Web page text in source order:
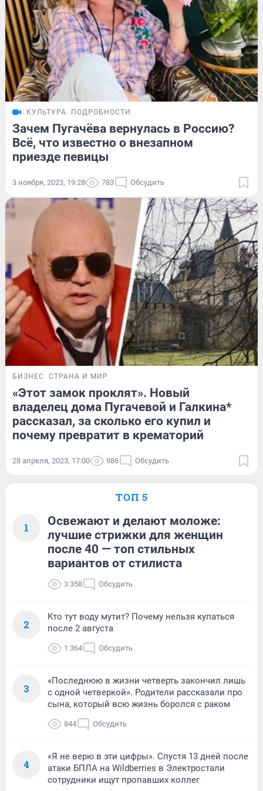
КУЛЬТУРА ПОДРОБНОСТИ
Зачем Пугачёва вернулась в Россию?
Всё, что известно о внезапном
приезде певицы
3 ноября, 2023, 19:28 783 Обсудить
БИЗНЕС СТРАНА И МИР
«Этот замок проклят». Новый
владелец дома Пугачевой и Галкина*
рассказал, за сколько его купил и
почему превратит в крематорий
28 апреля, 2023, 17:00 986 Обсудить
ТОП 5
1
Освежают и делают моложе:
лучшие стрижки для женщин
после 40 — топ стильных
вариантов от стилиста
3 358 Обсудить
2
Кто тут воду мутит? Почему нельзя купаться
после 2 августа
1 364 Обсудить
3
«Последнюю в жизни четверть закончил лишь
с одной четверкой». Родители рассказали про
сына, который всю жизнь боролся с раком
844 Обсудить
4
«Я не верю в эти цифры». Спустя 13 дней после
атаки БПЛА на Wildberries в Электростали
сотрудники ищут пропавших коллег